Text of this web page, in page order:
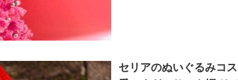
セリアのぬいぐるみコ